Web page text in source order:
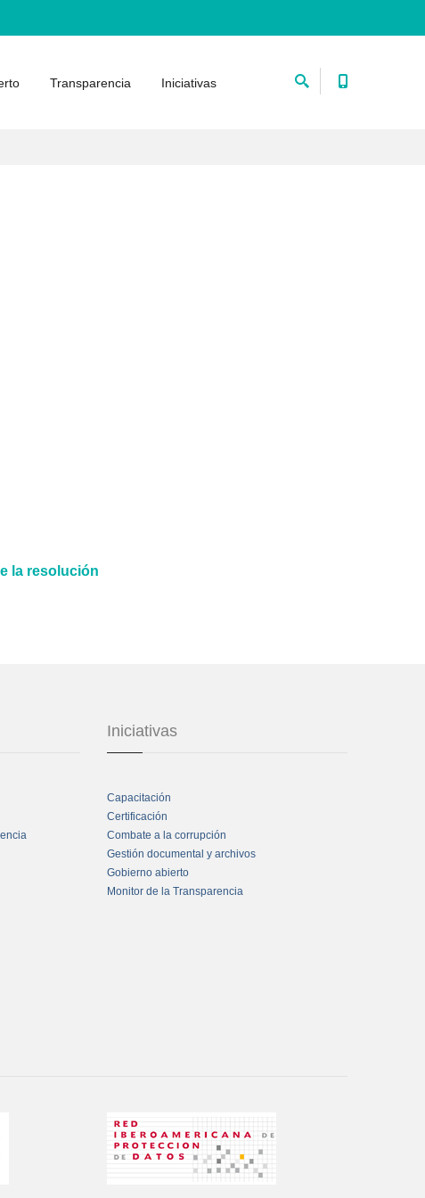
Transparencia Iniciativas
la resolución
Iniciativas
Capacitación
Certificación
Combate a la corrupción
Gestión documental y archivos
Gobierno abierto
Monitor de la Transparencia